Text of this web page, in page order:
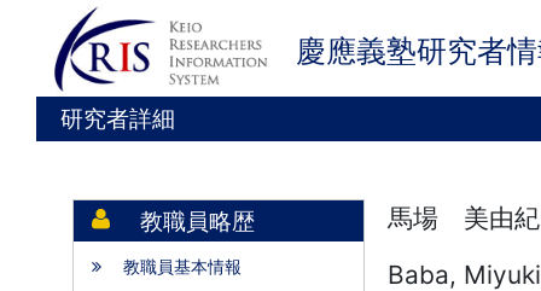
慶應義塾研究者
研究者詳細
教職員略歴
教職員基本情報
馬場 美由
Baba, Miyuki